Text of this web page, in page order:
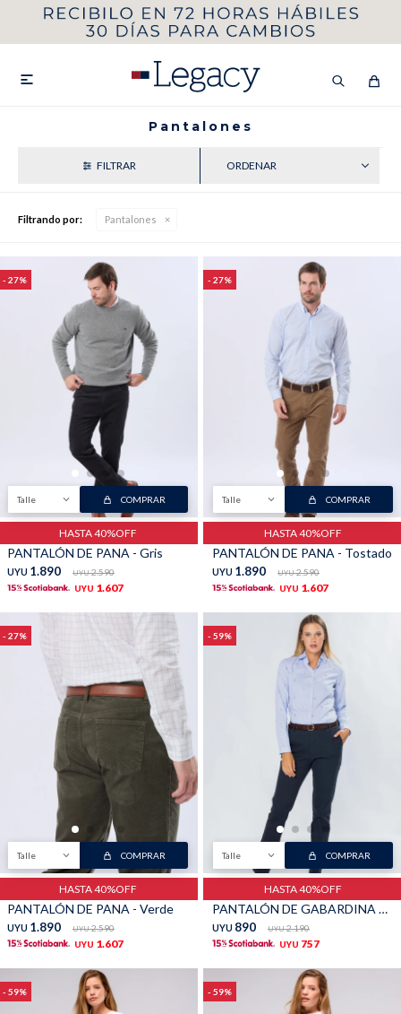

Pantalones
Filtrando por: Pantalones
27
Talle COMPRAR
HASTA 40%OFF
PANTALÓN DE PANA - Gris
UYU 1.890 UYU 2.590
UYU 1.607
27
Talle COMPRAR
HASTA 40%OFF
PANTALÓN DE PANA - Tostado
UYU 1.890 UYU 2.590
UYU 1.607
27
Talle COMPRAR
HASTA 40%OFF
PANTALÓN DE PANA - Verde
UYU 1.890 UYU 2.590
UYU 1.607
59
Talle COMPRAR
HASTA 40%OFF
PANTALÓN DE GABARDINA CLÁSICO - Azul
UYU 890 UYU 2.190
UYU 757
59 59
MI CUENTA
VER COLECCIÓN DE HOMBRE
Remeras
Buzos Pantalones
Camperas Chalecos
Canguros
Shorts Trajes
Sacos Calzado